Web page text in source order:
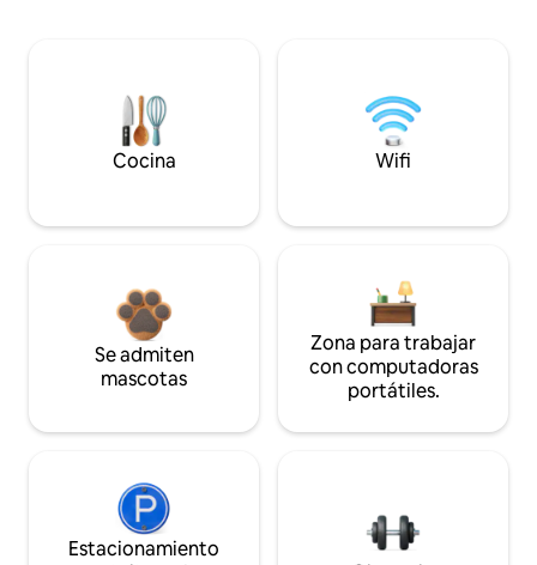
Cocina Wifi
Se admiten
mascotas
Zona para trabajar
con computadoras
portátiles.
Estacionamiento